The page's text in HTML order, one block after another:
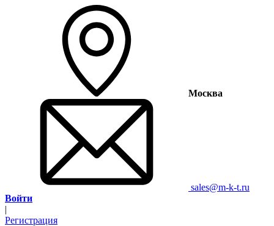
Москва
sales@m-k-t.ru
Войти
|
Регистрация